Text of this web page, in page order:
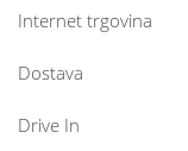
Internet trgovina
Dostava
Drive In